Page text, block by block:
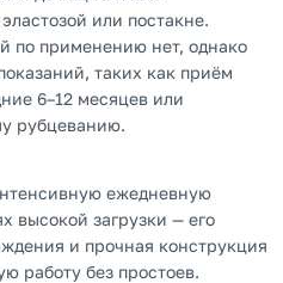
или постакне.
по применению нет, однако
таких как приём
6–12 месяцев или
рубцеванию.
ежедневную
высокой загрузки — его
и прочная конструкция
работу без простоев.